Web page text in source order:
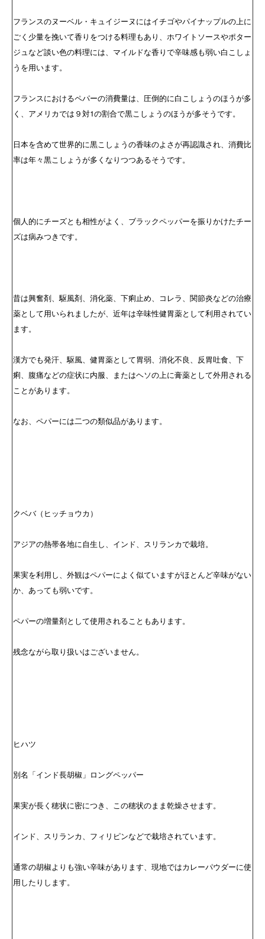
フランスのヌーベル・キュイジーヌにはイチゴやパイナップルの上に
ごく少量を挽いて香りをつける料理もあり、ホワイトソースやポター
ジュなど談い色の料理には、マイルドな香りで辛味感も弱い白こしょ
うを用います。
フランスにおけるペパーの消費量は、圧倒的に白こしょうのほうが多
く、アメリカでは９対1の割合で黒こしょうのほうが多そうです。
日本を含めて世界的に黒こしょうの香味のよさが再認識され、消費比
率は年々黒こしょうが多くなりつつあるそうです。
個人的にチーズとも相性がよく、ブラックペッパーを振りかけたチー
ズは病みつきです。
昔は興奮剤、駆風剤、消化薬、下痢止め、コレラ、関節炎などの治療
薬として用いられましたが、近年は辛味性健胃薬として利用されてい
ます。
漢方でも発汗、駆風、健胃薬として胃弱、消化不良、反胃吐食、下
痢、腹痛などの症状に内服、またはヘソの上に膏薬として外用される
ことがあります。
なお、ペパーには二つの類似品があります。
クベバ（ヒッチョウカ）
アジアの熱帯各地に自生し、インド、スリランカで栽培。
果実を利用し、外観はペパーによく似ていますがほとんど辛味がない
か、あっても弱いです。
ペパーの増量剤として使用されることもあります。
残念ながら取り扱いはございません。
ヒハツ
別名「インド長胡椒」ロングペッパー
果実が長く穂状に密につき、この穂状のまま乾燥させます。
インド、スリランカ、フィリピンなどで栽培されています。
通常の胡椒よりも強い辛味があります、現地ではカレーパウダーに使
用したりします。